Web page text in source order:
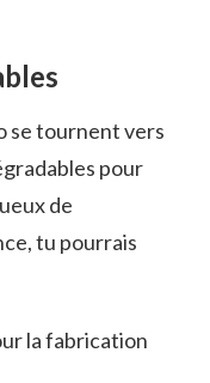
se tournent vers
pour
de
tu pourrais
la fabrication